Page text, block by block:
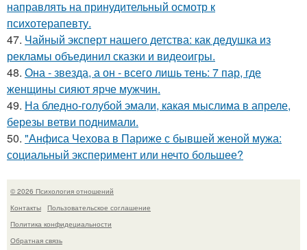
направлять на принудительный осмотр к
психотерапевту.
47. Чайный эксперт нашего детства: как дедушка из
рекламы объединил сказки и видеоигры.
48. Она - звезда, а он - всего лишь тень: 7 пар, где
женщины сияют ярче мужчин.
49. На бледно-голубой эмали, какая мыслима в апреле,
березы ветви поднимали.
50. "Анфиса Чехова в Париже с бывшей женой мужа:
социальный эксперимент или нечто большее?
© 2026 Психология отношений
Контакты
Пользовательское соглашение
Политика конфидециальности
Обратная связь